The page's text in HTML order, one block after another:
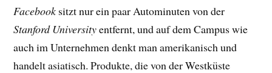
Facebook sitzt nur ein paar Autominuten von der
Stanford Universityentfernt, und auf dem Campus wie
auch im Unternehmen denkt man amerikanisch und
handelt asiatisch. Produkte, die von der Westküste